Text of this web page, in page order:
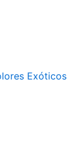
Exóticos